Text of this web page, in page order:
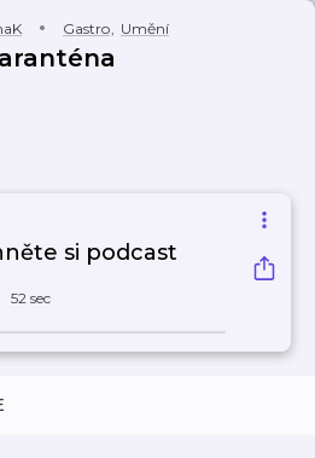
Gastro, Umění
si podcast
52 sec